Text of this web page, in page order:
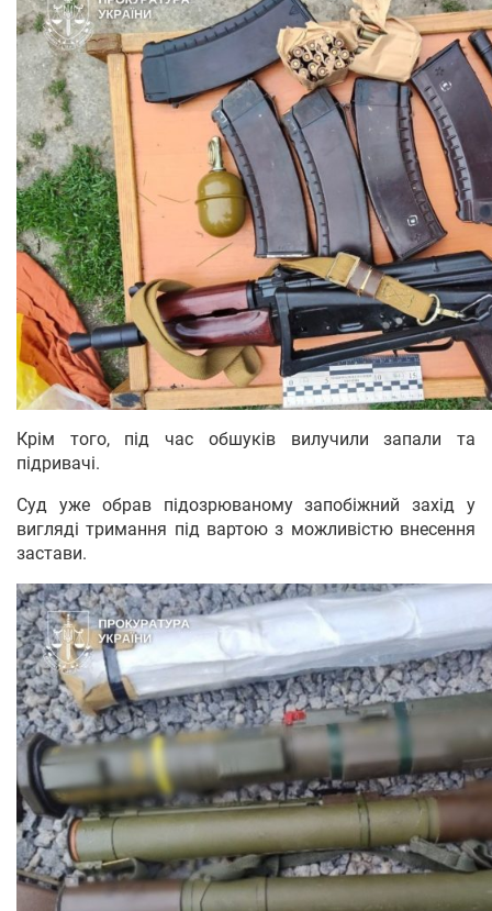
Крім того, під час обшуків вилучили запали та
підривачі.
Суд уже обрав підозрюваному запобіжний захід у
вигляді тримання під вартою з можливістю внесення
застави.